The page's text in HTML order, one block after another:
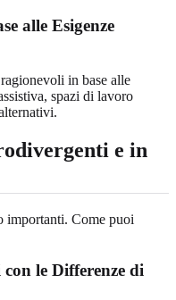
alle Esigenze
in base alle
spazi di lavoro
e in
importanti. Come puoi
le Differenze di